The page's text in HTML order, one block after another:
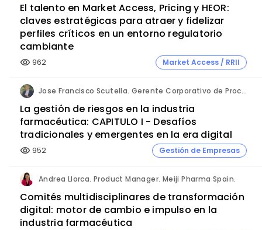
El talento en Market Access, Pricing y HEOR:
claves estratégicas para atraer y fidelizar
perfiles críticos en un entorno regulatorio
cambiante
visibility 962 Market Access / RRII
Jose Francisco Scutella. Gerente Corporativo de Procesos & Control Interno. Adium Pharma.
La gestión de riesgos en la industria
farmacéutica: CAPITULO I - Desafíos
tradicionales y emergentes en la era digital
visibility 952 Gestión de Empresas
Andrea Llorca. Product Manager. Meiji Pharma Spain.
Comités multidisciplinares de transformación
digital: motor de cambio e impulso en la
industria farmacéutica